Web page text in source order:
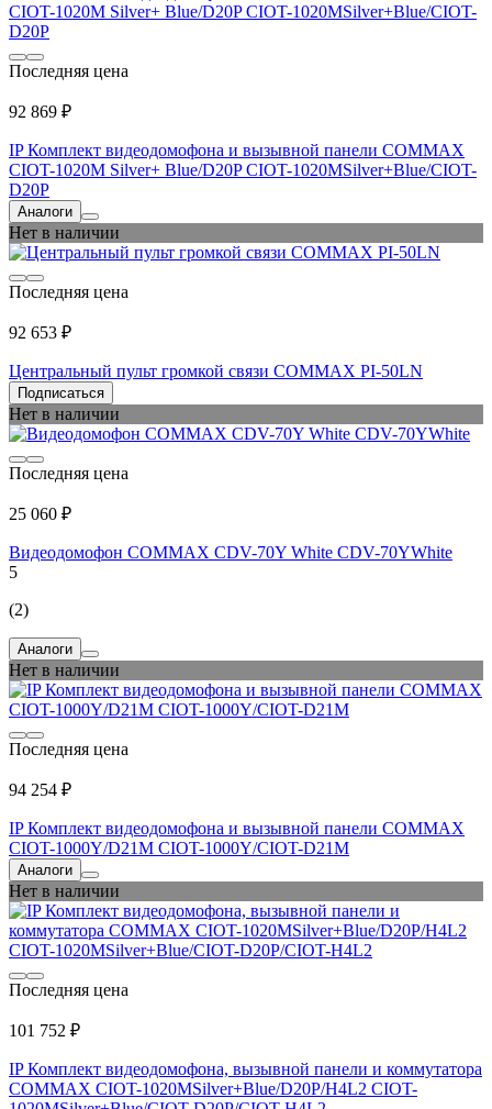
Последняя цена
92 869 ₽
IP Комплект видеодомофона и вызывной панели COMMAX
CIOT-1020M Silver+ Blue/D20P CIOT-1020MSilver+Blue/CIOT-
D20P
Аналоги
Нет в наличии
Последняя цена
92 653 ₽
Центральный пульт громкой связи COMMAX PI-50LN
Подписаться
Нет в наличии
Последняя цена
25 060 ₽
Видеодомофон COMMAX CDV-70Y White CDV-70YWhite
5
(2)
Аналоги
Нет в наличии
Последняя цена
94 254 ₽
IP Комплект видеодомофона и вызывной панели COMMAX
CIOT-1000Y/D21M CIOT-1000Y/CIOT-D21M
Аналоги
Нет в наличии
Последняя цена
101 752 ₽
IP Комплект видеодомофона, вызывной панели и коммутатора
COMMAX CIOT-1020MSilver+Blue/D20P/H4L2 CIOT-